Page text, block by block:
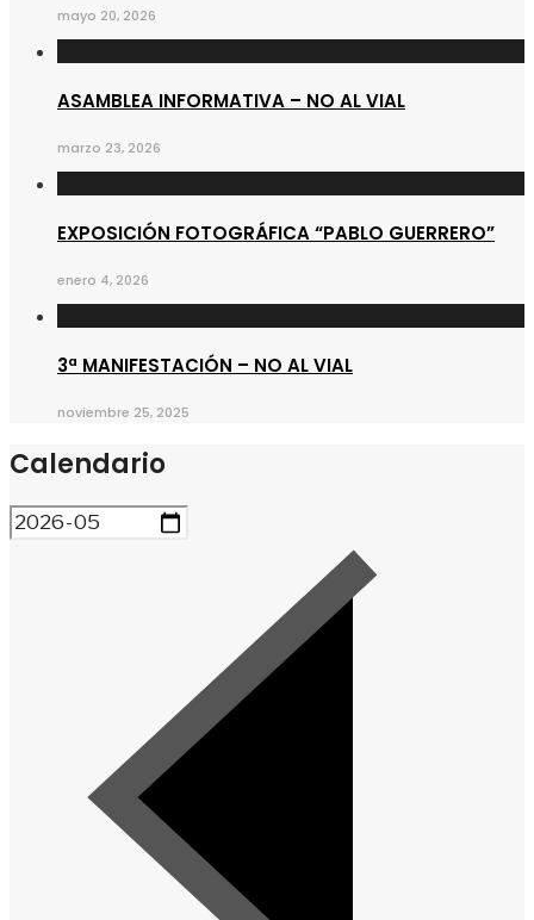
mayo 20, 2026
ASAMBLEA INFORMATIVA – NO AL VIAL
marzo 23, 2026
EXPOSICIÓN FOTOGRÁFICA “PABLO GUERRERO”
enero 4, 2026
3ª MANIFESTACIÓN – NO AL VIAL
noviembre 25, 2025
Calendario